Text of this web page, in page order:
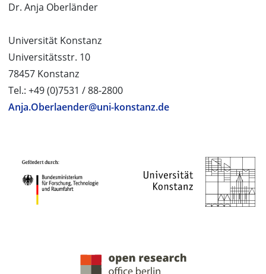
Dr. Anja Oberländer
Universität Konstanz
Universitätsstr. 10
78457 Konstanz
Tel.: +49 (0)7531 / 88-2800
Anja.Oberlaender@uni-konstanz.de